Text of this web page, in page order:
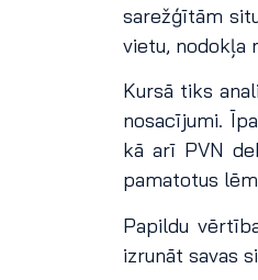
sarežģītām
vietu, nodokļa
Kursā tiks
nosacījumi.
kā arī PVN
pamatotus
Papildu
izrunāt savas